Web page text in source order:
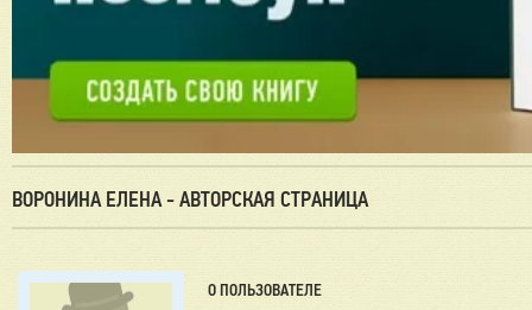
ВОРОНИНА ЕЛЕНА - АВТОРСКАЯ СТРАНИЦА
О ПОЛЬЗОВАТЕЛЕ